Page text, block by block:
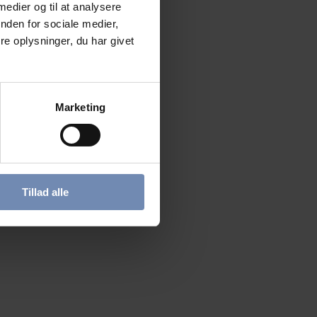
og til at analysere
for sociale medier,
oplysninger, du har givet
Marketing
Tillad alle